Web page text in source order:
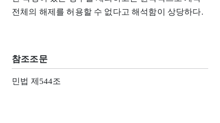
전체의 해제를 허용할 수 없다고 해석함이 상당하다.
참조조문
민법 제544조